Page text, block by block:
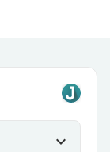
expand_more